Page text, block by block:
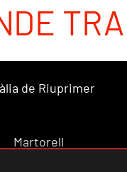
de Riuprimer
Martorell